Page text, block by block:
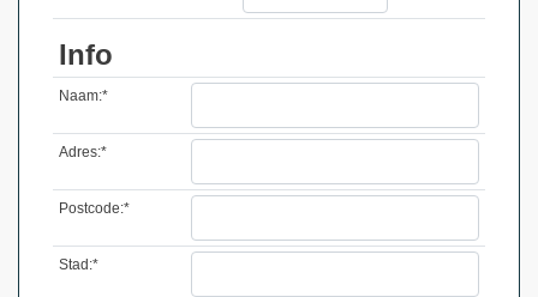
Info
Naam:*
Adres:*
Postcode:*
Stad:*